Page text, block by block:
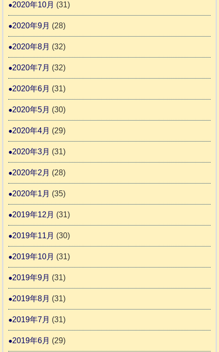
2020年10月 (31)
2020年9月 (28)
2020年8月 (32)
2020年7月 (32)
2020年6月 (31)
2020年5月 (30)
2020年4月 (29)
2020年3月 (31)
2020年2月 (28)
2020年1月 (35)
2019年12月 (31)
2019年11月 (30)
2019年10月 (31)
2019年9月 (31)
2019年8月 (31)
2019年7月 (31)
2019年6月 (29)